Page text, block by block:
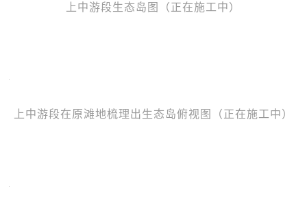
上中游段生态岛图（正在施工中）
上中游段在原滩地梳理出生态岛俯视图（正在施工中）